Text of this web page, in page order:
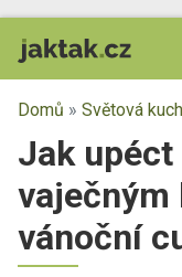
Domů » Světová
Jak
vaječným
vánoční